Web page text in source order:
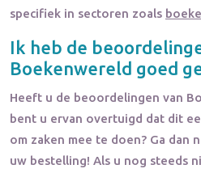
specifiek in sectoren zoals
Ik heb de
Boekenwereld goed
Heeft u de beoordelingen van
bent u ervan overtuigd dat dit
om zaken mee te doen? Ga dan
uw bestelling! Als u nog steeds